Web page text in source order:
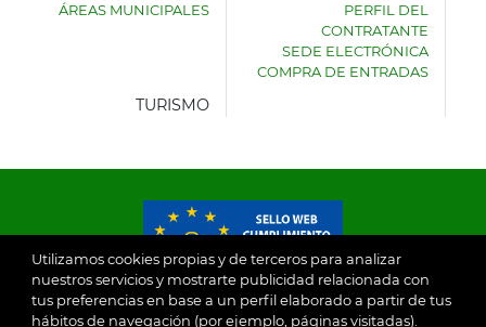
Utilizamos cookies propias y de terceros para analizar
nuestros servicios y mostrarte publicidad relacionada con
tus preferencias en base a un perfil elaborado a partir de tus
hábitos de navegación (por ejemplo, páginas visitadas).
AYUNTAMIENTO
ÁREAS MUNICIPALES
PERFIL DEL
CONTRATANTE
SEDE ELECTRÓNICA
COMPRA DE ENTRADAS
TURISMO
© 2026